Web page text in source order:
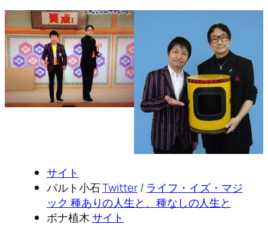
サイト
パルト小石Twitter/ ライフ・イズ・マジ
ック 種ありの人生と、種なしの人生と
ボナ植木サイト